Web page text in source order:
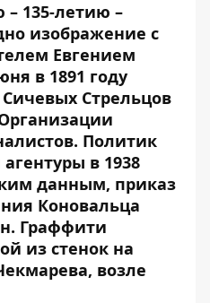
135-летию –
изображение с
Евгением
в 1891 году
Стрельцов
Политик
в 1938
данным, приказ
Коновальца
Граффити
из стенок на
возле